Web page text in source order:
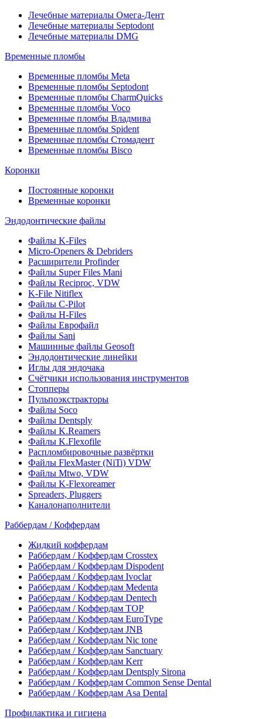
Лечебные материалы Омега-Дент
Лечебные материалы Septodont
Лечебные материалы DMG
Временные пломбы
Временные пломбы Meta
Временные пломбы Septodont
Временные пломбы CharmQuicks
Временные пломбы Voco
Временные пломбы Владмива
Временные пломбы Spident
Временные пломбы Стомадент
Временные пломбы Bisco
Коронки
Постоянные коронки
Временные коронки
Эндодонтические файлы
Файлы K-Files
Micro-Openers & Debriders
Расширители Profinder
Файлы Super Files Mani
Файлы Reciproc, VDW
K-File Nitiflex
Файлы C-Pilot
Файлы H-Files
Файлы Еврофайл
Файлы Sani
Машинные файлы Geosoft
Эндодонтические линейки
Иглы для эндочака
Счётчики использования инструментов
Стопперы
Пульпоэкстракторы
Файлы Soco
Файлы Dentsply
Файлы K.Reamers
Файлы K.Flexofile
Распломбировочные развёртки
Файлы FlexMaster (NiTi) VDW
Файлы Mtwo, VDW
Файлы K-Flexoreamer
Spreaders, Pluggers
Каналонаполнители
Раббердам / Коффердам
Жидкий коффердам
Раббердам / Коффердам Crosstex
Раббердам / Коффердам Dispodent
Раббердам / Коффердам Ivoclar
Раббердам / Коффердам Medenta
Раббердам / Коффердам Dentech
Раббердам / Коффердам ТОР
Раббердам / Коффердам EuroType
Раббердам / Коффердам JNB
Раббердам / Коффердам Nic tone
Раббердам / Коффердам Sanctuary
Раббердам / Коффердам Kerr
Раббердам / Коффердам Dentsply Sirona
Раббердам / Коффердам Common Sense Dental
Раббердам / Коффердам Asa Dental
Профилактика и гигиена